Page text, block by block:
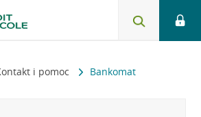
i pomoc Bankomat